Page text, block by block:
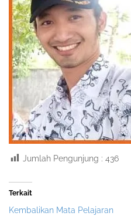
Jumlah Pengunjung : 436
Terkait
Kembalikan Mata Pelajaran